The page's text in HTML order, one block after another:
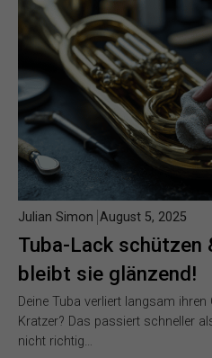
Tuba-Lack schützen
bleibt sie glänzend!
Julian Simon August 5, 2025
Deine Tuba verliert langsam
Kratzer? Das passiert schneller
nicht richtig…